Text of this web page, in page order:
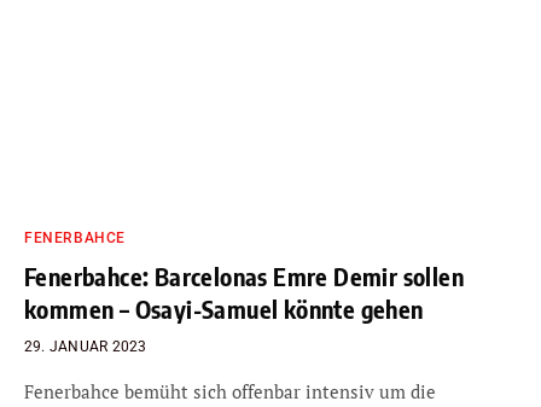
FENERBAHCE
Fenerbahce: Barcelonas Emre Demir sollen
kommen – Osayi-Samuel könnte gehen
29. JANUAR 2023
Fenerbahce bemüht sich offenbar intensiv um die